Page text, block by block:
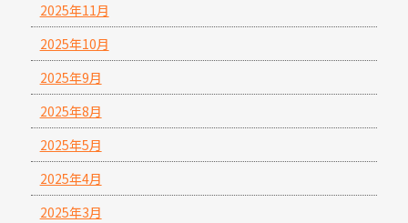
2025年11月
2025年10月
2025年9月
2025年8月
2025年5月
2025年4月
2025年3月